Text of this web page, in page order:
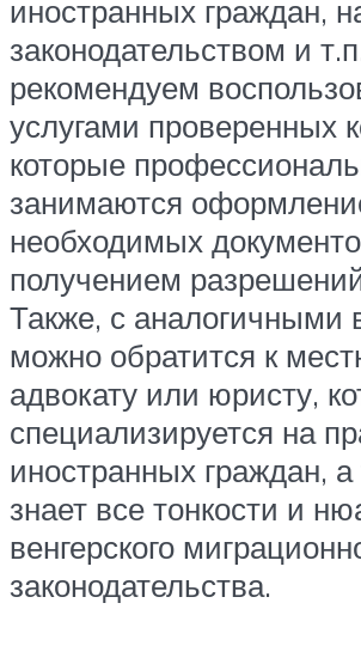
иностранных граждан,
законодательством и
рекомендуем
услугами проверенных
которые
занимаются
необходимых
получением
Также, с аналогичными
можно обратится к
адвокату или юристу,
специализируется на
иностранных граждан, а
знает все тонкости и
венгерского
законодательства.